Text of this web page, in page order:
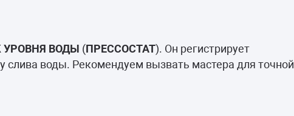
УРОВНЯ ВОДЫ (ПРЕССОСТАТ). Он регистрирует
слива воды. Рекомендуем вызвать мастера для точной